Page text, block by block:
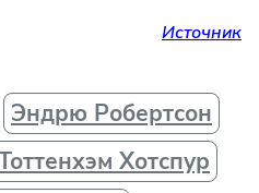
Источник
Эндрю Робертсон
Хотспур